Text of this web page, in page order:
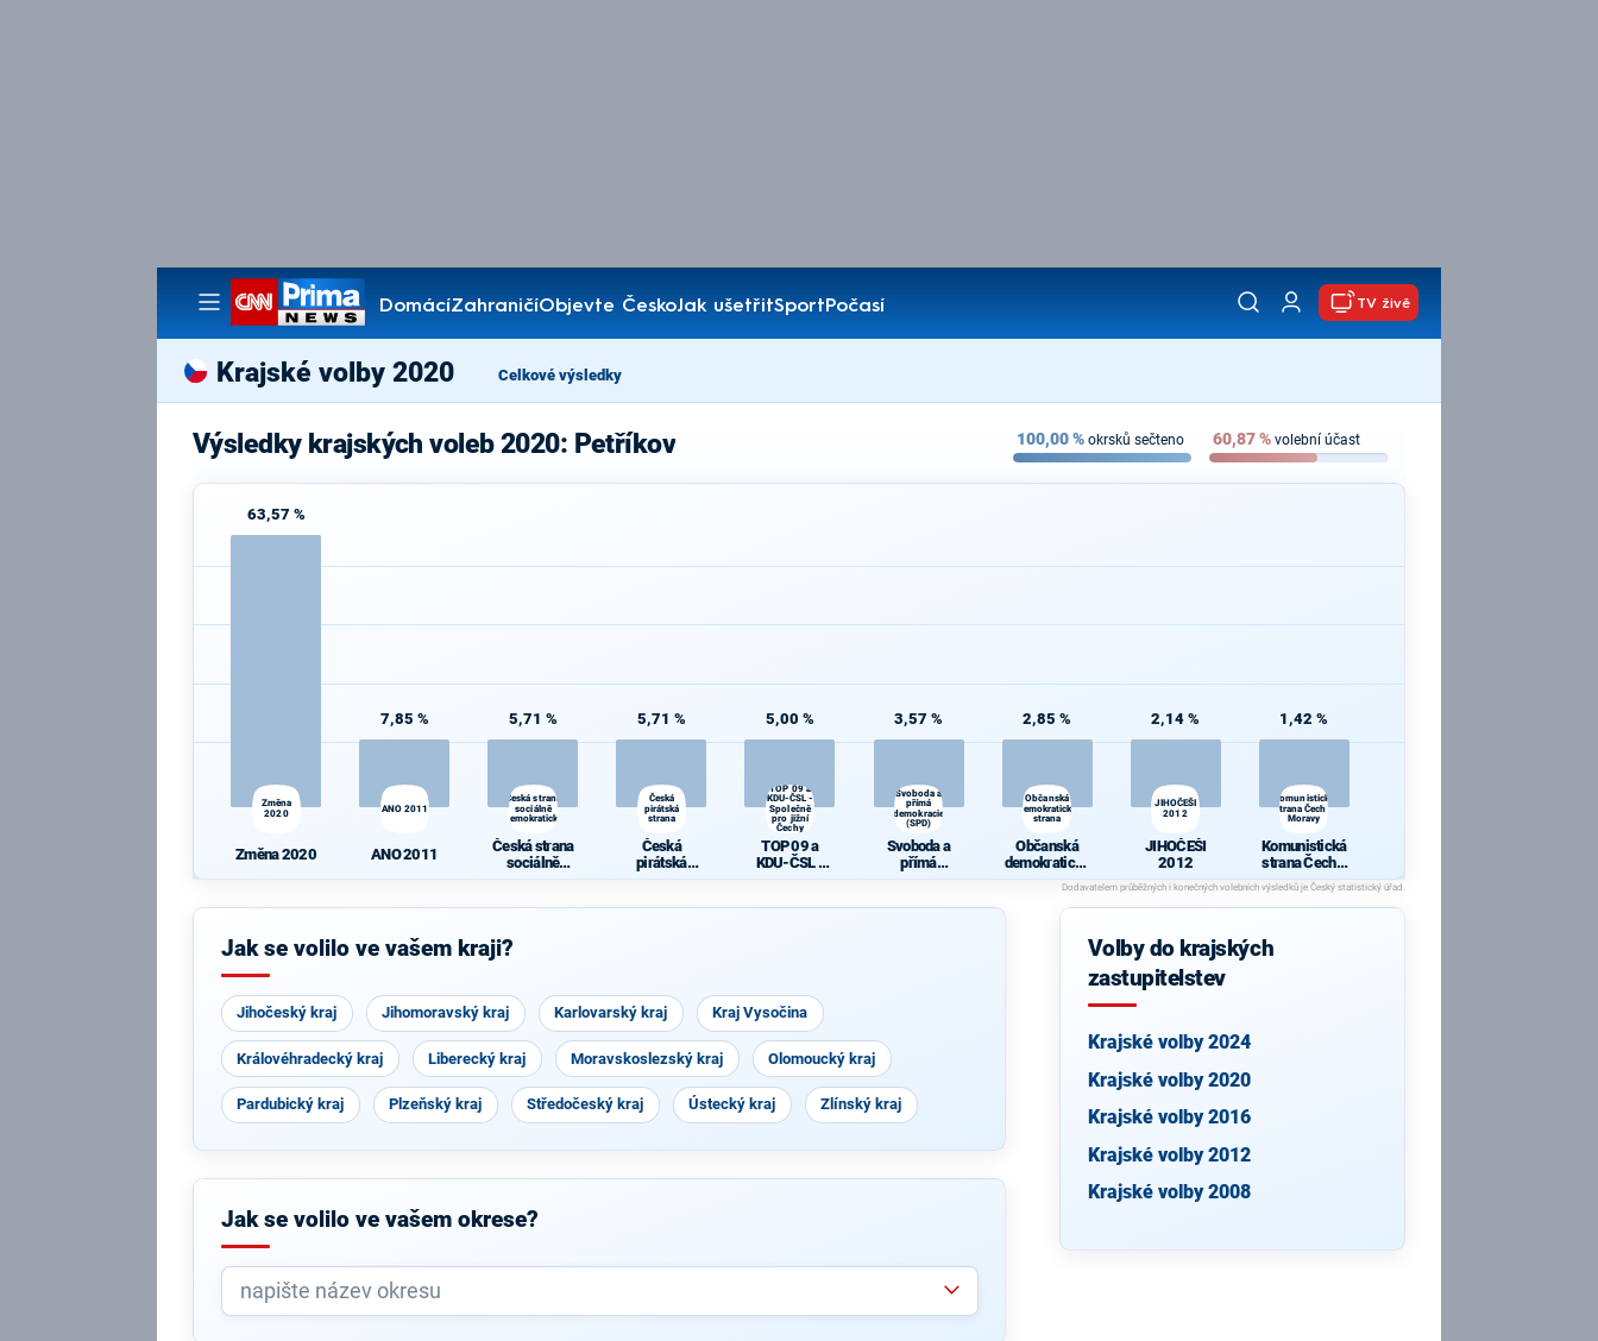
DomácíZahraničíObjevte ČeskoJak ušetřitSportPočasí
Pořady
TV živě
Krajské volby 2020 Celkové výsledky
Výsledky krajských voleb 2020: Petříkov 100,00% okrsků sečteno 60,87% volební účast
63,57 %
Změna
2020
Změna 2020
7,85 %
ANO 2011
ANO 2011
5,71 %
Česká strana
sociálně
demokratická
Česká strana
sociálně
5,71 %
Česká
pirátská
strana
Česká
pirátská
5,00 %
TOP 09 a
KDU-ČSL -
Společně
pro jižní
Čechy
TOP 09 a
KDU-ČSL -
3,57 %
Svoboda a
přímá
demokracie
(SPD)
Svoboda a
přímá
demokracie
2,85 %
Občanská
demokratická
strana
Občanská
demokratická
strana
2,14 %
JIHOČEŠI
2012
JIHOČEŠI
2012
1,42 %
Komunistická
strana Čech a
Moravy
Komunistická
strana Čech a
Moravy
Jak se volilo ve vašem kraji?
Jihočeský kraj Jihomoravský kraj Karlovarský kraj Kraj Vysočina
Královéhradecký kraj Liberecký kraj Moravskoslezský kraj Olomoucký kraj
Pardubický kraj Plzeňský kraj Středočeský kraj Ústecký kraj Zlínský kraj
Jak se volilo ve vašem okrese?
Volby do krajských
zastupitelstev
Krajské volby 2024
Krajské volby 2020
Krajské volby 2016
Krajské volby 2012
Krajské volby 2008